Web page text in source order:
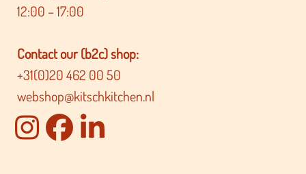
12:00 – 17:00
Contact our (b2c) shop:
+31(0)20 462 00 50
webshop@kitschkitchen.nl